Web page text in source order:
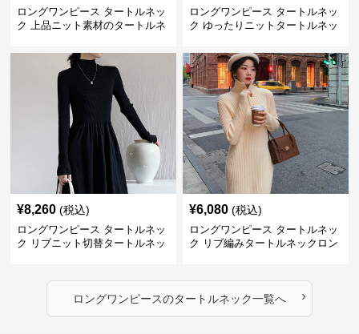
ロングワンピース タートルネッ
ク 上品ニット素材のタートルネ
ロングワンピース タートルネッ
ク ゆったりニットタートルネッ
¥8,260 (税込)
ロングワンピース タートルネッ
ク リブニット切替タートルネッ
¥6,080 (税込)
ロングワンピース タートルネッ
ク リブ編みタートルネックロン
ロングワンピースのタートルネック一覧へ ›